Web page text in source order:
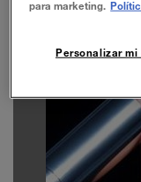
para marketing.
Personalizar